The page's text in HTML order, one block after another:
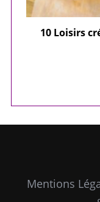
10 Loisirs
Mentions